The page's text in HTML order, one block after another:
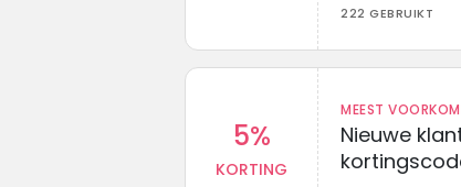
222 GEBRUIKT
5%
KORTING
MEEST
Nieuwe